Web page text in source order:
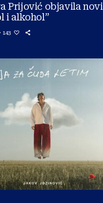
Prijović objavila novi
i alkohol”
143